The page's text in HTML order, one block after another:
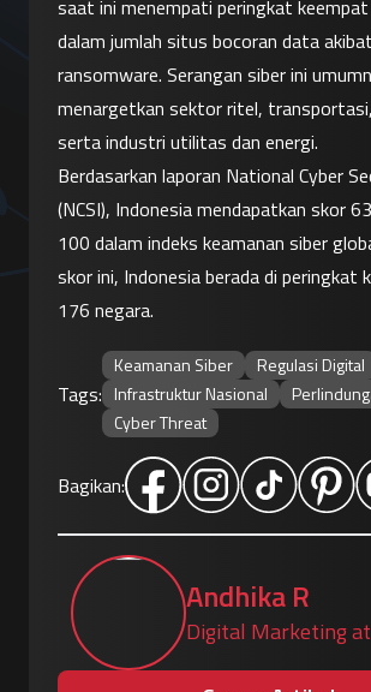
saat ini menempati peringkat keempat
dalam jumlah situs bocoran data
ransomware. Serangan siber ini
menargetkan sektor ritel,
serta industri utilitas dan energi.
Berdasarkan laporan National Cyber
(NCSI), Indonesia mendapatkan skor
100 dalam indeks keamanan siber
skor ini, Indonesia berada di peringkat
176 negara.
Tags:
Keamanan Siber
Regulasi Digital
Infrastruktur Nasional
Cyber Threat
Bagikan:
Andhika R
Digital Marketing